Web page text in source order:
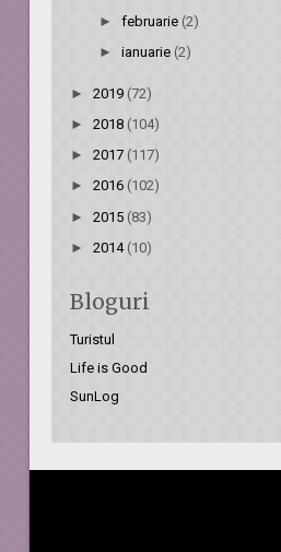
► februarie (2)
► ianuarie (2)
►2019 (72)
►2018 (104)
►2017 (117)
►2016(102)
►2015 (83)
►2014 (10)
Bloguri
Turistul
Life is Good
SunLog